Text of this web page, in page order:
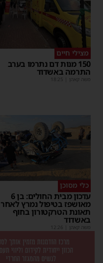
מצילי חיים
150 מנות דם נתרמו בערב
התרמה באשדוד
משה קאהן 18:25
כלי מסוכן
עדכון מבית החולים: בן 6
מאושפז בטיפול נמרץ לאחר
תאונת הטרקטורון בחוף
באשדוד
משה קאהן 12:26